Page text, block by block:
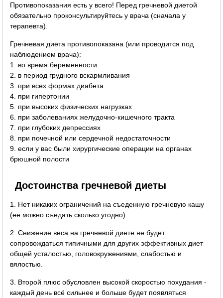
Противопоказания есть у всего! Перед гречневой диетой
обязательно проконсультируйтесь у врача (сначала у
терапевта).
Гречневая диета противопоказана (или проводится под
наблюдением врача):
1. во время беременности
2. в период грудного вскармливания
3. при всех формах диабета
4. при гипертонии
5. при высоких физических нагрузках
6. при заболеваниях желудочно-кишечного тракта
7. при глубоких депрессиях
8. при почечной или сердечной недостаточности
9. если у вас были хирургические операции на органах
брюшной полости
Достоинства гречневой диеты
1. Нет никаких ограничений на съеденную гречневую кашу
(ее можно съедать сколько угодно).
2. Снижение веса на гречневой диете не будет
сопровождаться типичными для других эффективных диет
общей усталостью, головокружениями, слабостью и
вялостью.
3. Второй плюс обусловлен высокой скоростью похудания -
каждый день всё сильнее и больше будет появляться